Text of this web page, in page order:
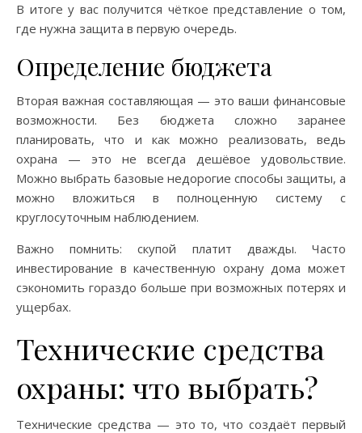
В итоге у вас получится чёткое представление о том,
где нужна защита в первую очередь.
Определение бюджета
Вторая важная составляющая — это ваши финансовые
возможности. Без бюджета сложно заранее
планировать, что и как можно реализовать, ведь
охрана — это не всегда дешёвое удовольствие.
Можно выбрать базовые недорогие способы защиты, а
можно вложиться в полноценную систему с
круглосуточным наблюдением.
Важно помнить: скупой платит дважды. Часто
инвестирование в качественную охрану дома может
сэкономить гораздо больше при возможных потерях и
ущербах.
Технические средства
охраны: что выбрать?
Технические средства — это то, что создаёт первый